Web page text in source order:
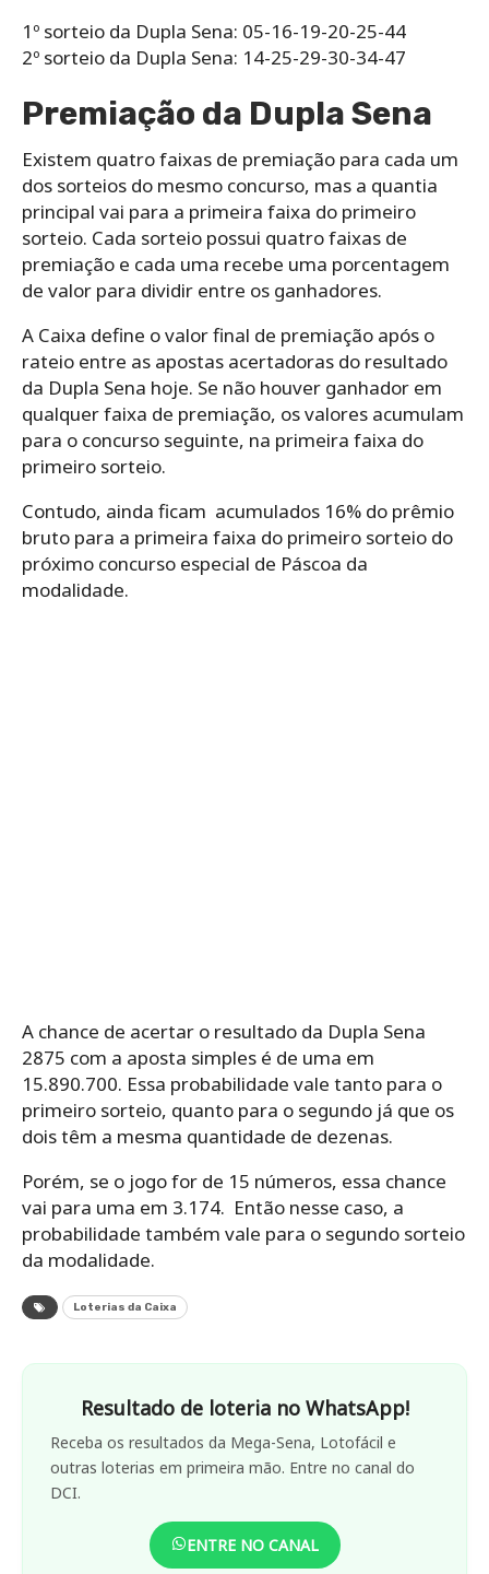
1º sorteio da Dupla Sena: 05-16-19-20-25-44
2º sorteio da Dupla Sena: 14-25-29-30-34-47
Premiação da Dupla Sena
Existem quatro faixas de premiação para cada um
dos sorteios do mesmo concurso, mas a quantia
principal vai para a primeira faixa do primeiro
sorteio. Cada sorteio possui quatro faixas de
premiação e cada uma recebe uma porcentagem
de valor para dividir entre os ganhadores.
A Caixa define o valor final de premiação após o
rateio entre as apostas acertadoras do resultado
da Dupla Sena hoje. Se não houver ganhador em
qualquer faixa de premiação, os valores acumulam
para o concurso seguinte, na primeira faixa do
primeiro sorteio.
Contudo, ainda ficam acumulados 16% do prêmio
bruto para a primeira faixa do primeiro sorteio do
próximo concurso especial de Páscoa da
modalidade.
A chance de acertar o resultado da Dupla Sena
2875 com a aposta simples é de uma em
15.890.700. Essa probabilidade vale tanto para o
primeiro sorteio, quanto para o segundo já que os
dois têm a mesma quantidade de dezenas.
Porém, se o jogo for de 15 números, essa chance
vai para uma em 3.174. Então nesse caso, a
probabilidade também vale para o segundo sorteio
da modalidade.
Loterias da Caixa
Resultado de loteria no WhatsApp!
Receba os resultados da Mega-Sena, Lotofácil e
outras loterias em primeira mão. Entre no canal do
DCI.
ENTRE NO CANAL